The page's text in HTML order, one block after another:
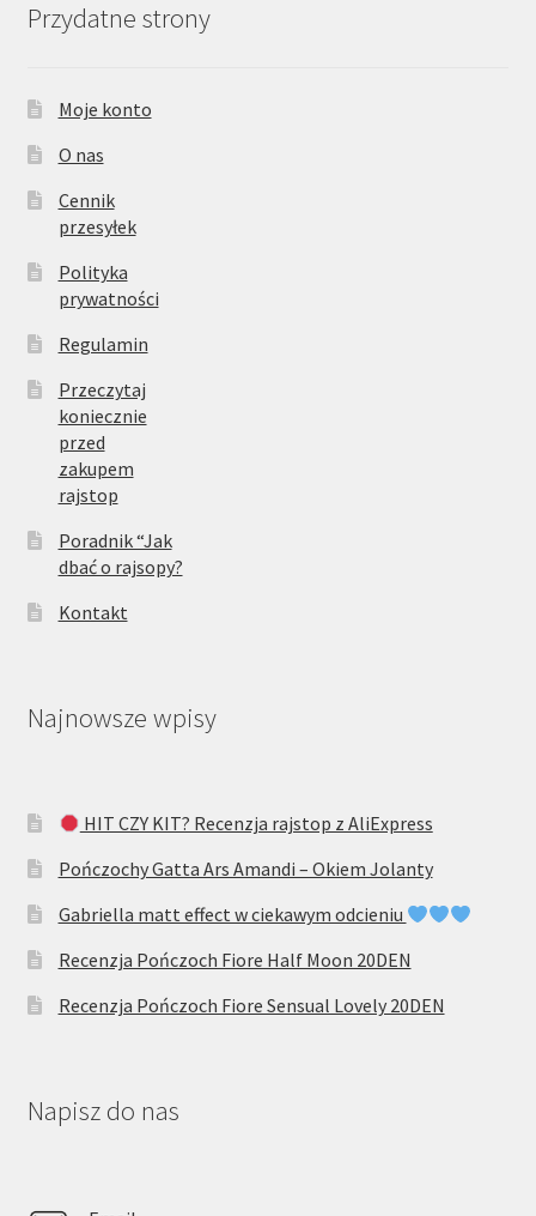
Przydatne strony
Moje konto
O nas
Cennik
przesyłek
Polityka
prywatności
Regulamin
Przeczytaj
koniecznie
przed
zakupem
rajstop
Poradnik “Jak
dbać o rajsopy?
Kontakt
Najnowsze wpisy
HIT CZY KIT? Recenzja rajstop z AliExpress
Pończochy Gatta Ars Amandi – Okiem Jolanty
Gabriella matt effect w ciekawym odcieniu
Recenzja Pończoch Fiore Half Moon 20DEN
Recenzja Pończoch Fiore Sensual Lovely 20DEN
Napisz do nas